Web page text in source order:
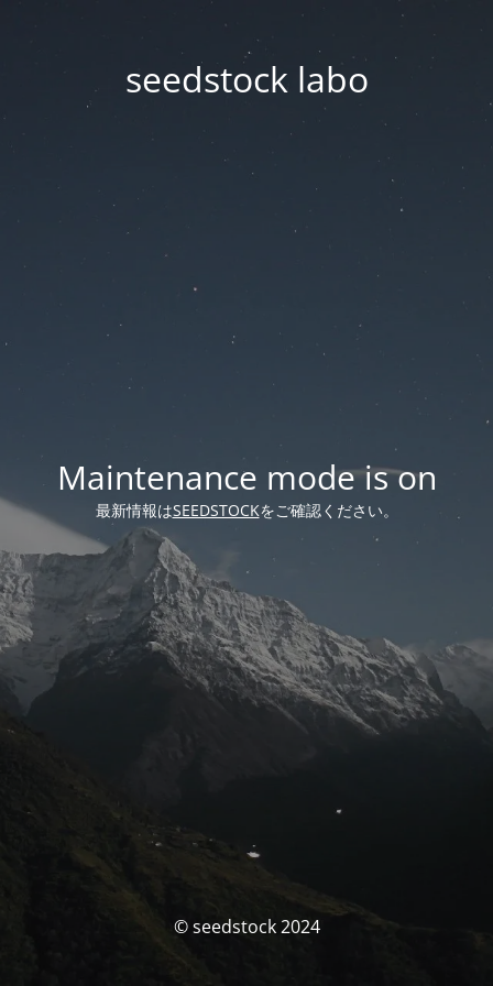
seedstock labo
Maintenance mode is on
最新情報はSEEDSTOCKをご確認ください。
© seedstock 2024